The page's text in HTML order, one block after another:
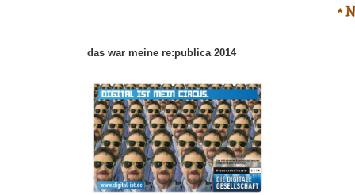
das war meine re:publica 2014